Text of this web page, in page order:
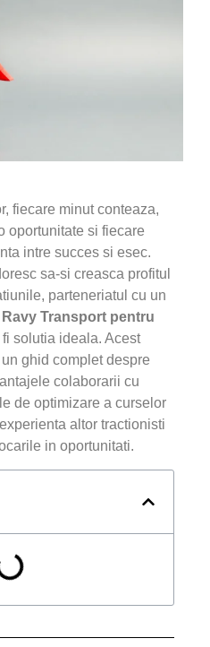
fiecare minut conteaza,
oportunitate si fiecare
intre succes si esec.
sa-si creasca profitul
parteneriatul cu un
Ravy Transport pentru
fi solutia ideala. Acest
ghid complet despre
colaborarii cu
de optimizare a curselor
altor tractionisti
in oportunitati.